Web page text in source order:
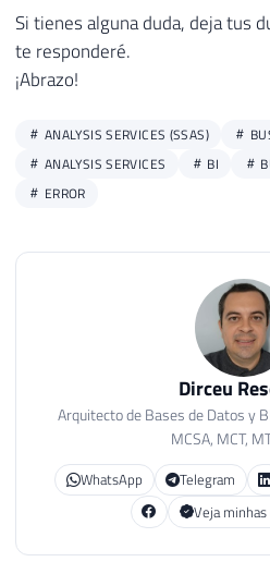
Si tienes alguna duda, deja tus
te responderé.
¡Abrazo!
ANALYSIS SERVICES (SSAS)
ANALYSIS SERVICES
BI
ERROR
Dirceu
Arquitecto de Bases de Datos y
MCSA, MCT,
WhatsApp
Telegram
Veja